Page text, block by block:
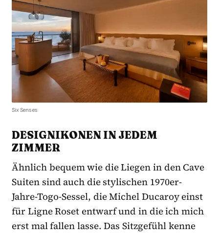
Six Senses
DESIGNIKONEN IN JEDEM
ZIMMER
Ähnlich bequem wie die Liegen in den Cave
Suiten sind auch die stylischen 1970er-
Jahre-Togo-Sessel, die Michel Ducaroy einst
für Ligne Roset entwarf und in die ich mich
erst mal fallen lasse. Das Sitzgefühl kenne